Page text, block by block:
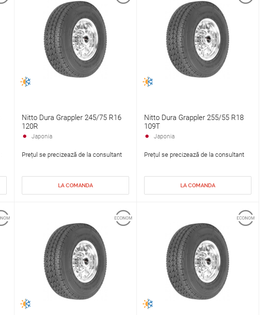
Nitto Dura Grappler 245/75 R16
120R
Japonia
Prețul se precizează de la consultant
LA COMANDA
Nitto Dura Grappler 255/55 R18
109T
Japonia
Prețul se precizează de la consultant
LA COMANDA